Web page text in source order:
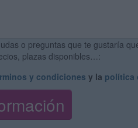
o preguntas que te gustaría
plazas disponibles…:
y condiciones y la política